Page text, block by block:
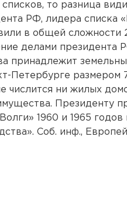
то разница
РФ, лидера списка
в общей сложности
делами президента
принадлежит
Петербурге размером
числится ни жилых
Президенту
1960 и 1965
Соб. инф.,